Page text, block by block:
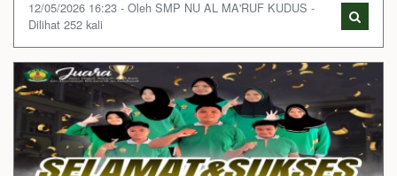
12/05/2026 16:23 - Oleh SMP NU AL MA'RUF KUDUS -
Dilihat 252 kali